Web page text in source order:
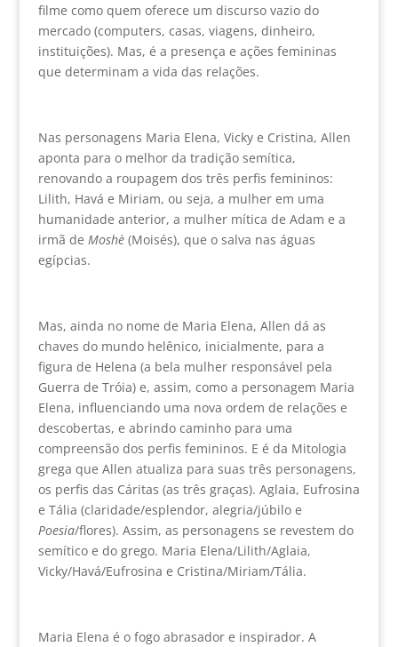
filme como quem oferece um discurso vazio do
mercado (computers, casas, viagens, dinheiro,
instituições). Mas, é a presença e ações femininas
que determinam a vida das relações.
Nas personagens Maria Elena, Vicky e Cristina, Allen
aponta para o melhor da tradição semítica,
renovando a roupagem dos três perfis femininos:
Lilith, Havá e Miriam, ou seja, a mulher em uma
humanidade anterior, a mulher mítica de Adam e a
irmã de Moshè(Moisés), que o salva nas águas
egípcias.
Mas, ainda no nome de Maria Elena, Allen dá as
chaves do mundo helênico, inicialmente, para a
figura de Helena (a bela mulher responsável pela
Guerra de Tróia) e, assim, como a personagem Maria
Elena, influenciando uma nova ordem de relações e
descobertas, e abrindo caminho para uma
compreensão dos perfis femininos. E é da Mitologia
grega que Allen atualiza para suas três personagens,
os perfis das Cáritas (as três graças). Aglaia, Eufrosina
e Tália (claridade/esplendor, alegria/júbilo e
Poesia/flores). Assim, as personagens se revestem do
semítico e do grego. Maria Elena/Lilith/Aglaia,
Vicky/Havá/Eufrosina e Cristina/Miriam/Tália.
Maria Elena é o fogo abrasador e inspirador. A